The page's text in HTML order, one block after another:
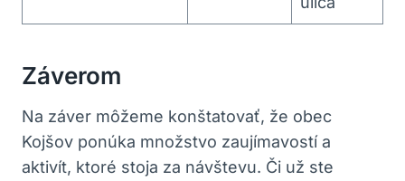
Záverom
Na záver môžeme konštatovať, že obec
Kojšov ponúka množstvo zaujímavostí a
aktivít, ktoré stoja za návštevu. Či už ste